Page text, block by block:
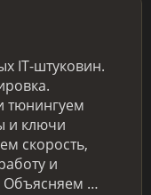
IT-штуковин.
тюнингуем
и ключи
скорость,
и
Объясняем …